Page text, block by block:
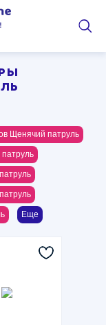
Щенячий патруль
Еще